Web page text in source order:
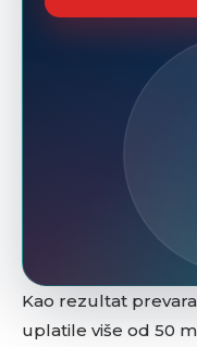
Kao rezultat
uplatile više od 50